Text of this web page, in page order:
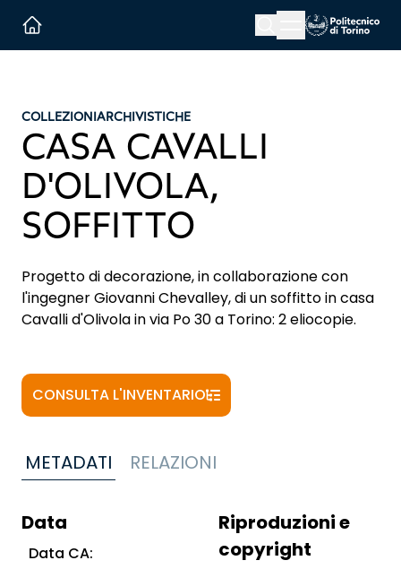
Menu button
COLLEZIONIARCHIVISTICHE
CASA CAVALLI
D'OLIVOLA,
SOFFITTO
Progetto di decorazione, in collaborazione con
l'ingegner Giovanni Chevalley, di un soffitto in casa
Cavalli d'Olivola in via Po 30 a Torino: 2 eliocopie.
CONSULTA L'INVENTARIO
METADATI RELAZIONI
Data
Data CA:
Riproduzioni e
copyright